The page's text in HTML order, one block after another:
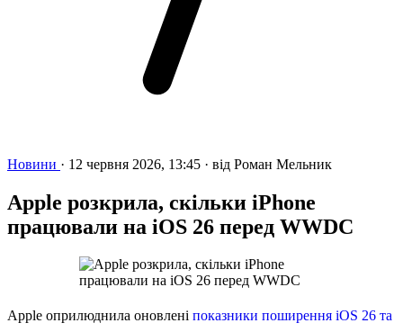
Новини · 12 червня 2026, 13:45 · від Роман Мельник
Apple розкрила, скільки iPhone
працювали на iOS 26 перед WWDC
Apple оприлюднила оновлені показники поширення iOS 26 та